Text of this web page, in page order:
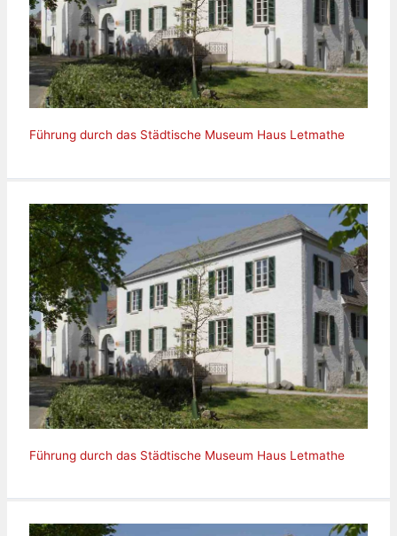
Führung durch das Städtische Museum Haus Letmathe
Führung durch das Städtische Museum Haus Letmathe